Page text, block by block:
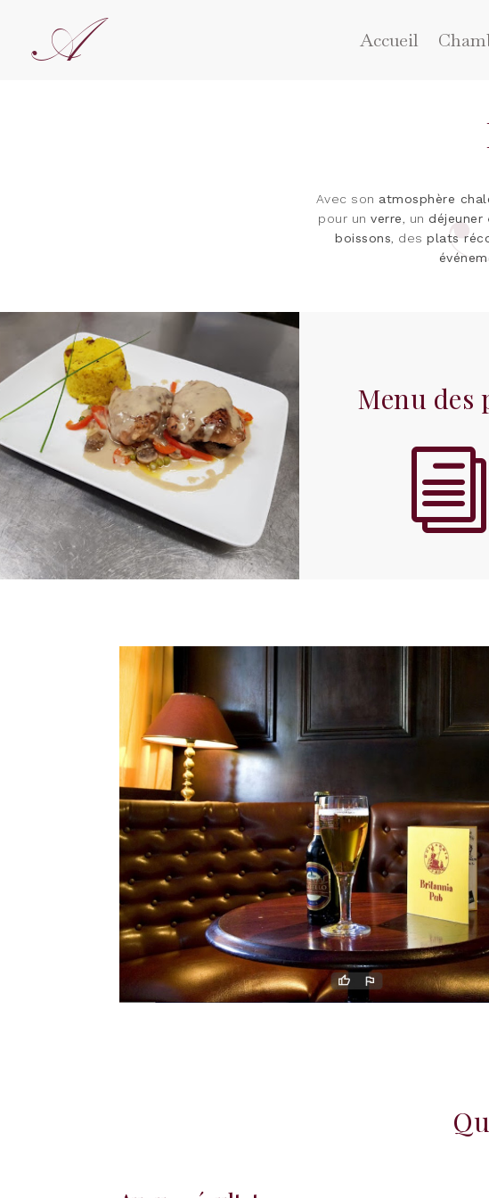
A Accueil
Avec son atmosphère
pour unverre, undéjeuner
boissons, des plats
Menu des
i